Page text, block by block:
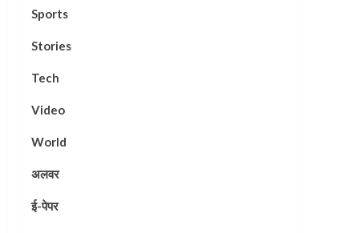
Sports
Stories
Tech
Video
World
अलवर
ई-पेपर